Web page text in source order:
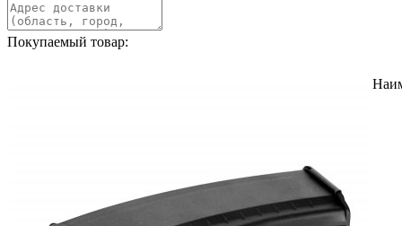
Покупаемый товар: